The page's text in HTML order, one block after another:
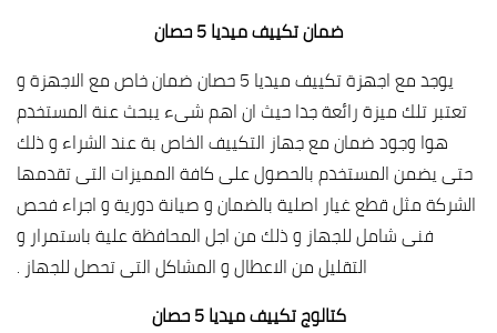
ضمان تكييف ميديا 5 حصان
يوجد مع اجهزة تكييف ميديا 5 حصان ضمان خاص مع الاجهزة و
تعتبر تلك ميزة رائعة جدا حيث ان اهم شىء يبحث عنة المستخدم
هوا وجود ضمان مع جهاز التكييف الخاص بة عند الشراء و ذلك
حتى يضمن المستخدم بالحصول على كافة المميزات التى تقدمها
الشركة مثل قطع غيار اصلية بالضمان و صيانة دورية و اجراء فحص
فنى شامل للجهاز و ذلك من اجل المحافظة علية باستمرار و
التقليل من الاعطال و المشاكل التى تحصل للجهاز .
كتالوج تكييف ميديا 5 حصان